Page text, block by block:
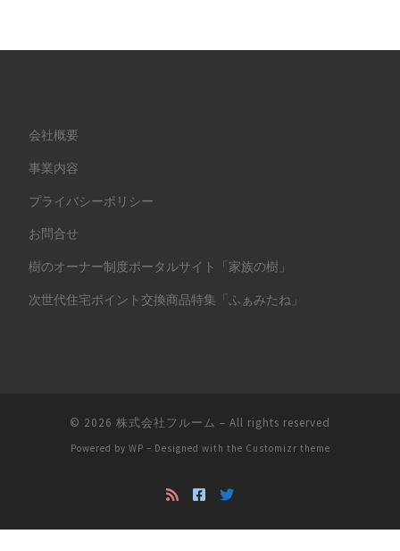
会社概要
事業内容
プライバシーポリシー
お問合せ
樹のオーナー制度ポータルサイト「家族の樹」
次世代住宅ポイント交換商品特集「ふぁみたね」
© 2026 株式会社フルーム – All rights reserved
Powered by WP – Designed with the Customizr theme